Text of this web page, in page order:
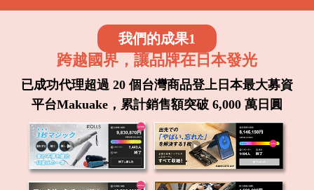
我們的成果1
跨越國界，讓品牌在日本發光
已成功代理超過 20 個台灣商品登上日本最大募資
平台Makuake，累計銷售額突破 6,000 萬日圓